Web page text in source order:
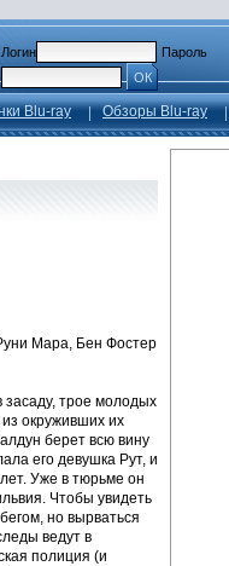
Логин
Пароль
ОК
Blu-ray Обзоры Blu-ray
Мара, Бен Фостер
засаду, трое молодых
окруживших их
берет всю вину
его девушка Рут, и
Уже в тюрьме он
Чтобы увидеть
но вырваться
ведут в
полиция (и